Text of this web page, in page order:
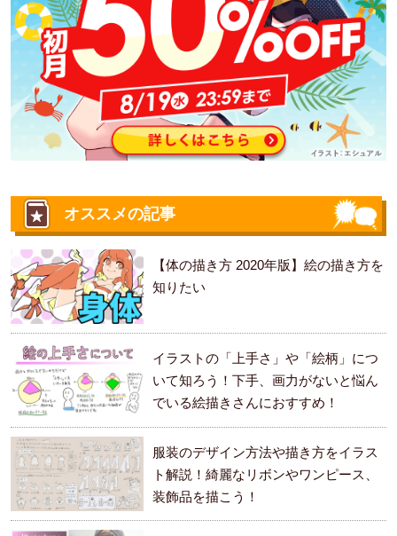
オススメの記事
【体の描き方 2020年版】絵の描き方を
知りたい
イラストの「上手さ」や「絵柄」につ
いて知ろう！下手、画力がないと悩ん
でいる絵描きさんにおすすめ！
服装のデザイン方法や描き方をイラス
ト解説！綺麗なリボンやワンピース、
装飾品を描こう！